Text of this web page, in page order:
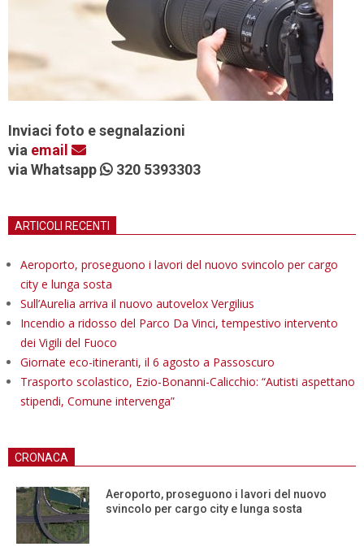
Inviaci foto e segnalazioni
via email
via Whatsapp
320 5393303
ARTICOLI RECENTI
Aeroporto, proseguono i lavori del nuovo svincolo per cargo
city e lunga sosta
Sull’Aurelia arriva il nuovo autovelox Vergilius
Incendio a ridosso del Parco Da Vinci, tempestivo intervento
dei Vigili del Fuoco
Giornate eco-itineranti, il 6 agosto a Passoscuro
Trasporto scolastico, Ezio-Bonanni-Calicchio: “Autisti aspettano
stipendi, Comune intervenga”
CRONACA
Aeroporto, proseguono i lavori del nuovo
svincolo per cargo city e lunga sosta